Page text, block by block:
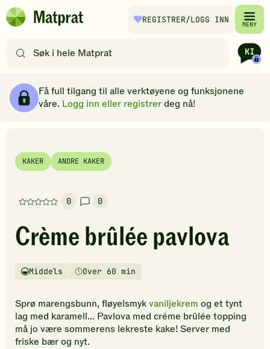
Hopp til hovedinnhold
Matprat
REGISTRER/LOGG INN MENY
etter
filtre
Få full tilgang til alle verktøyene og funksjonene
våre. Logg inn eller registrerdeg nå!
KAKER ANDRE KAKER
0
Denne
har
foreløpig
vurderinger.
den
første
til
å
0
Crème brûlée pavlova
Vanskelighetsgrad
Middels
TilberedningstidOver 60 min
Sprø marengsbunn, fløyelsmykvaniljekrem og et tynt
lag med karamell… Pavlova med créme brûlée topping
må jo være sommerens lekreste kake! Server med
friske bær og nyt.